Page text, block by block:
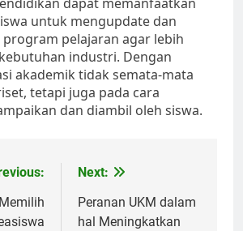
untuk mengupdate dan
pelajaran agar lebih
industri. Dengan
akademik tidak semata-mata
tetapi juga pada cara
dan diambil oleh siswa.
Next:
Peranan UKM dalam
hal Meningkatkan